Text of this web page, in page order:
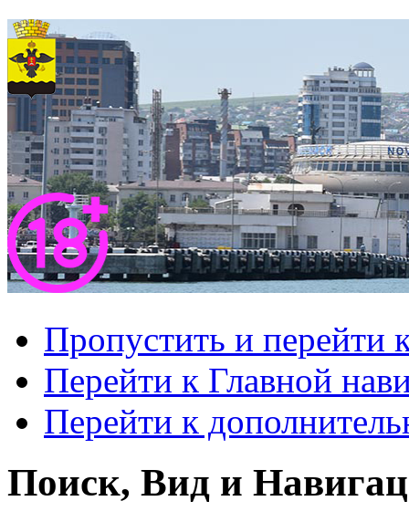
Пропустить и перейти
Перейти к Главной
Перейти к
Поиск, Вид и